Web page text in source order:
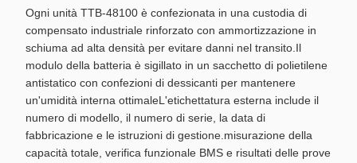
Ogni unità TTB-48100 è confezionata in una custodia di
compensato industriale rinforzato con ammortizzazione in
schiuma ad alta densità per evitare danni nel transito.Il
modulo della batteria è sigillato in un sacchetto di polietilene
antistatico con confezioni di dessicanti per mantenere
un'umidità interna ottimaleL'etichettatura esterna include il
numero di modello, il numero di serie, la data di
fabbricazione e le istruzioni di gestione.misurazione della
capacità totale, verifica funzionale BMS e risultati delle prove